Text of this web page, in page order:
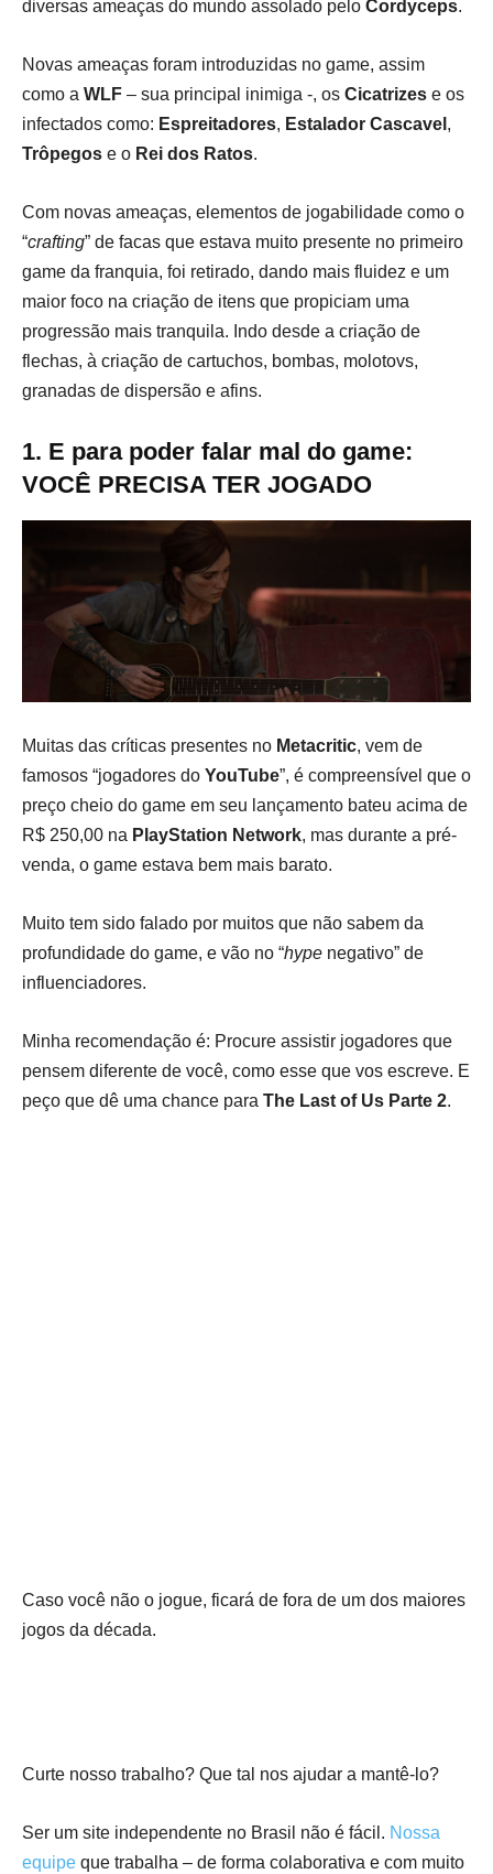
diversas ameaças do mundo assolado pelo Cordyceps.
Novas ameaças foram introduzidas no game, assim
como a WLF – sua principal inimiga -, os Cicatrizes e os
infectados como: Espreitadores, Estalador Cascavel ,
Trôpegos e o Rei dos Ratos.
Com novas ameaças, elementos de jogabilidade como o
“crafting” de facas que estava muito presente no primeiro
game da franquia, foi retirado, dando mais fluidez e um
maior foco na criação de itens que propiciam uma
progressão mais tranquila. Indo desde a criação de
flechas, à criação de cartuchos, bombas, molotovs,
granadas de dispersão e afins.
1. E para poder falar mal do game:
VOCÊ PRECISA TER JOGADO
Muitas das críticas presentes no Metacritic, vem de
famosos “jogadores do YouTube”, é compreensível que o
preço cheio do game em seu lançamento bateu acima de
R$ 250,00 na PlayStation Network, mas durante a pré-
venda, o game estava bem mais barato.
Muito tem sido falado por muitos que não sabem da
profundidade do game, e vão no “hype negativo” de
influenciadores.
Minha recomendação é: Procure assistir jogadores que
pensem diferente de você, como esse que vos escreve. E
peço que dê uma chance para The Last of Us Parte 2.
Caso você não o jogue, ficará de fora de um dos maiores
jogos da década.
Curte nosso trabalho? Que tal nos ajudar a mantê-lo?
Ser um site independente no Brasil não é fácil. Nossa
equipe que trabalha – de forma colaborativa e com muito